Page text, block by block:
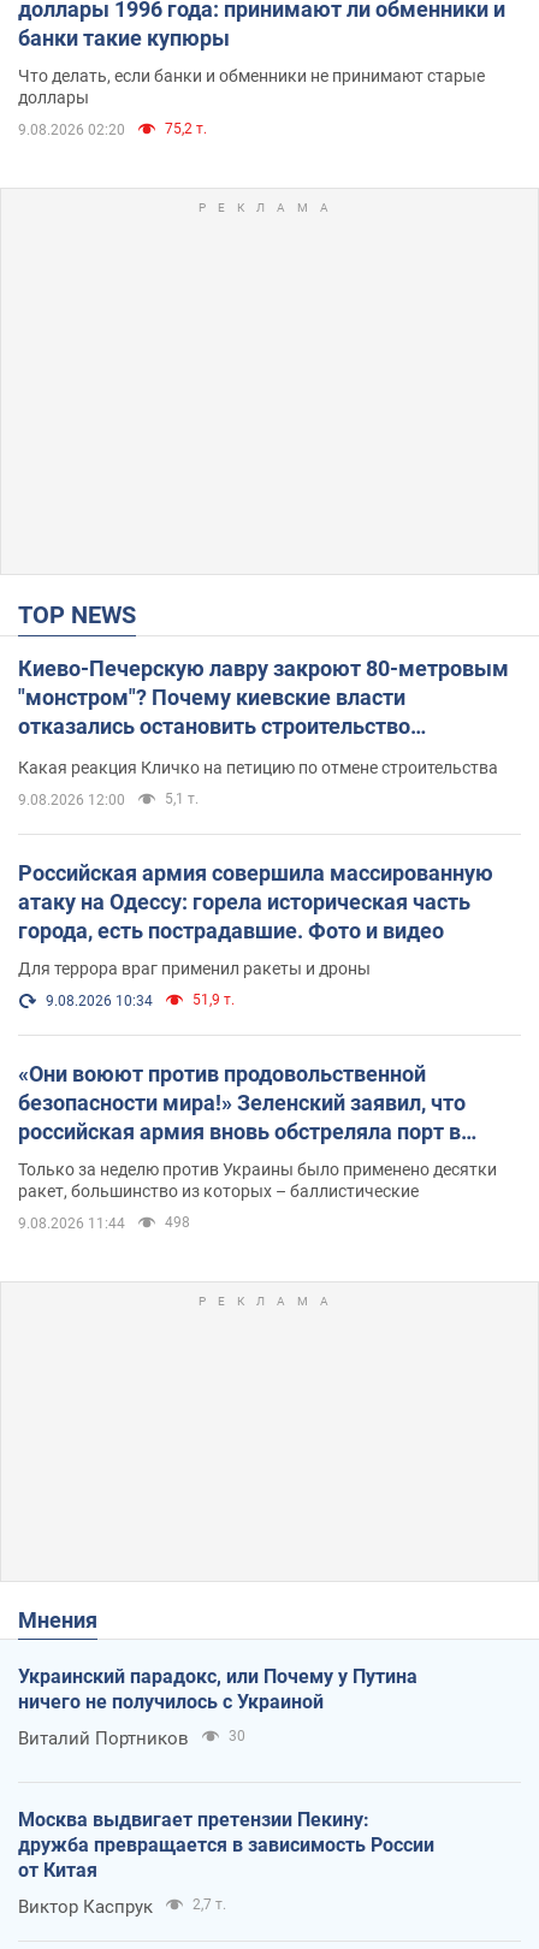
доллары 1996 года: принимают ли обменники и
банки такие купюры
Что делать, если банки и обменники не принимают старые
доллары
9.08.2026 02:20 75,2 т.
TOP NEWS
Киево-Печерскую лавру закроют 80-метровым
"монстром"? Почему киевские власти
отказались остановить строительство
небоскреба "московского верующего"
Какая реакция Кличко на петицию по отмене строительства
9.08.2026 12:00 5,1 т.
Российская армия совершила массированную
атаку на Одессу: горела историческая часть
города, есть пострадавшие. Фото и видео
Для террора враг применил ракеты и дроны
9.08.2026 10:34 51,9 т.
«Они воюют против продовольственной
безопасности мира!» Зеленский заявил, что
российская армия вновь обстреляла порт в
Одессе
Только за неделю против Украины было применено десятки
ракет, большинство из которых – баллистические
9.08.2026 11:44 498
Мнения
Украинский парадокс, или Почему у Путина
ничего не получилось с Украиной
Виталий Портников 30
Москва выдвигает претензии Пекину:
дружба превращается в зависимость России
от Китая
Виктор Каспрук 2,7 т.